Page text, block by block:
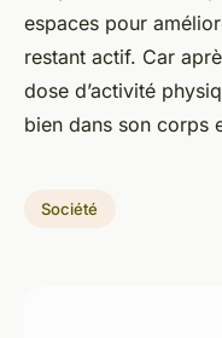
espaces pour
restant actif. Car
dose d’activité
bien dans son corps
Société